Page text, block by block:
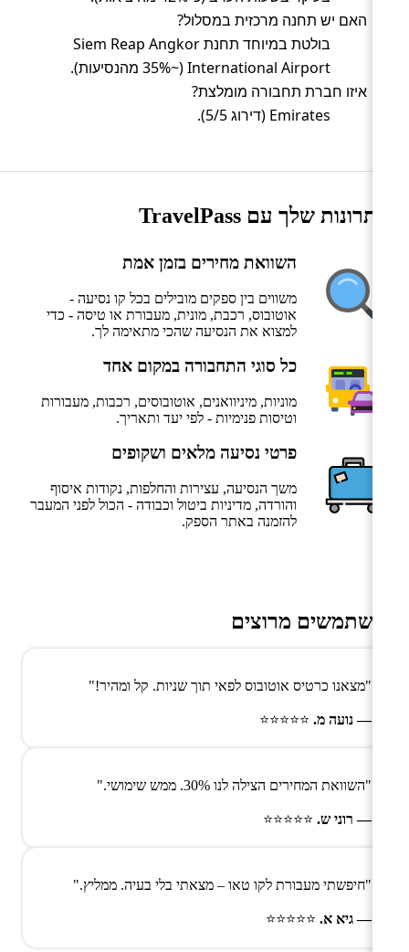
האם יש תחנה מרכזית במסלול?
בולטת במיוחד תחנת Siem Reap Angkor
International Airport (~35% מהנסיעות).
איזו חברת תחבורה מומלצת?
Emirates (דירוג 5/5).
היתרונות שלך עם TravelPass
השוואת מחירים בזמן אמת
משווים בין ספקים מובילים בכל קו נסיעה -
אוטובוס, רכבת, מונית, מעבורת או טיסה - כדי
למצוא את הנסיעה שהכי מתאימה לך.
כל סוגי התחבורה במקום אחד
מוניות, מיניוואנים, אוטובוסים, רכבות, מעבורות
וטיסות פנימיות - לפי יעד ותאריך.
פרטי נסיעה מלאים ושקופים
משך הנסיעה, עצירות והחלפות, נקודות איסוף
והורדה, מדיניות ביטול וכבודה - הכול לפני המעבר
להזמנה באתר הספק.
משתמשים מרוצים
"מצאנו כרטיס אוטובוס לפאי תוך שניות. קל ומהיר!"
— נועה מ. ⭐⭐⭐⭐⭐
"השוואת המחירים הצילה לנו 30%. ממש שימושי."
— רוני ש. ⭐⭐⭐⭐⭐
"חיפשתי מעבורת לקו טאו – מצאתי בלי בעיה. ממליץ."
— גיא א. ⭐⭐⭐⭐⭐